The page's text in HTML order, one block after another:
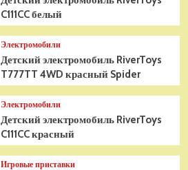
C111CC белый
Электромобили
Детский электромобиль RiverToys
T777TT 4WD красный Spider
Электромобили
Детский электромобиль RiverToys
C111CC красный
Игровые приставки